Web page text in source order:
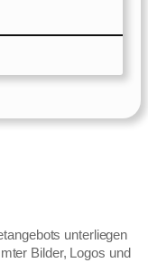
unterliegen
Bilder, Logos und